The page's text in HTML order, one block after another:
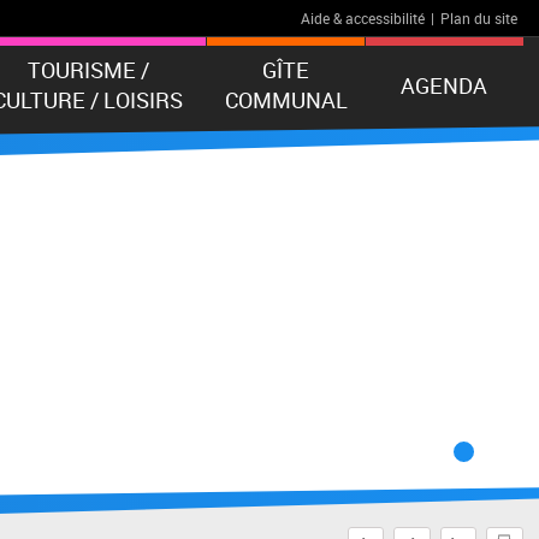
Aide & accessibilité | Plan du site
TOURISME /
/ LOISIRS
GÎTE
COMMUNAL
AGENDA